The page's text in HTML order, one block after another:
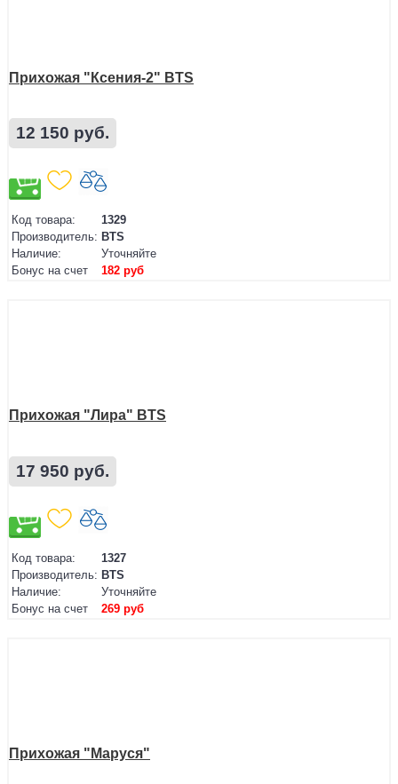
Прихожая "Ксения-2" BTS
12 150 руб.
Код товара:
1329
Производитель: BTS
Наличие:
Уточняйте
Бонус на счет
182 руб
Прихожая "Лира" BTS
17 950 руб.
Код товара:
1327
Производитель: BTS
Наличие:
Уточняйте
Бонус на счет
269 руб
Прихожая "Маруся"